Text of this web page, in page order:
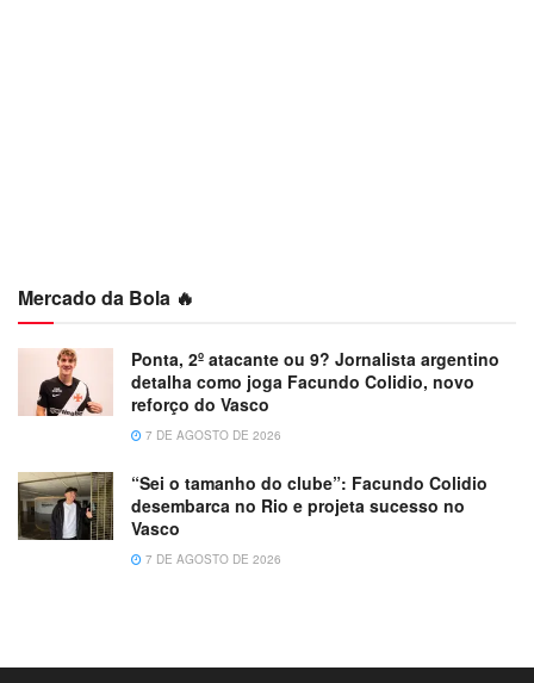
Mercado da Bola 🔥
Ponta, 2º atacante ou 9? Jornalista argentino
detalha como joga Facundo Colidio, novo
reforço do Vasco
7 DE AGOSTO DE 2026
“Sei o tamanho do clube”: Facundo Colidio
desembarca no Rio e projeta sucesso no
Vasco
7 DE AGOSTO DE 2026